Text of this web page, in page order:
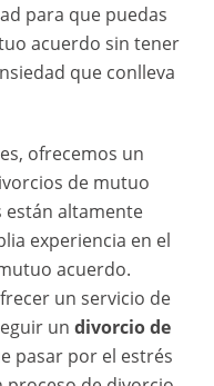
para que puedas
acuerdo sin tener
que conlleva
ofrecemos un
de mutuo
están altamente
experiencia en el
acuerdo.
un servicio de
undivorcio de
pasar por el estrés